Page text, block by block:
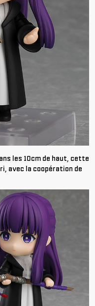
les 10cm de haut, cette
avec la coopération de